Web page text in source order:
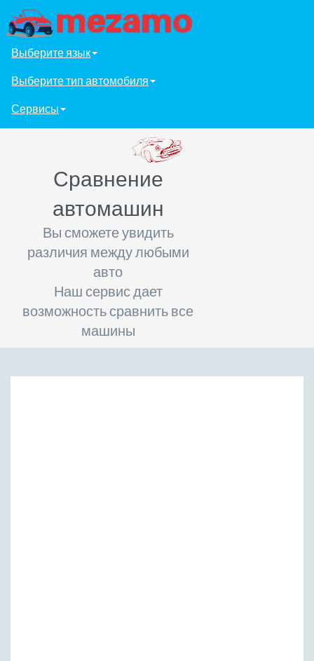
Выберите язык
Выберите тип автомобиля
Сервисы
Сравнение
автомашин
Вы сможете увидить
различия между любыми
авто
Наш сервис дает
возможность сравнить все
машины